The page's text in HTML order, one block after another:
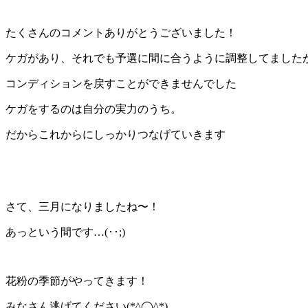
たくさんのコメントありがとうございました！
ケガがあり、それでも予選に間に合うように調整してました
コンディションを戻すことができませんでした
ケガをするのは自分の実力のうち。
だからこれからにしっかりつなげていきます
さて、三月になりましたね〜！
あっという間です…(･･;)
花粉の季節がやってきます！